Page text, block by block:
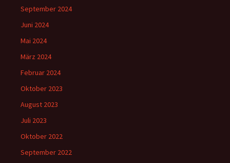
September 2024
Juni 2024
Mai 2024
März 2024
Februar 2024
Oktober 2023
August 2023
Juli 2023
Oktober 2022
September 2022